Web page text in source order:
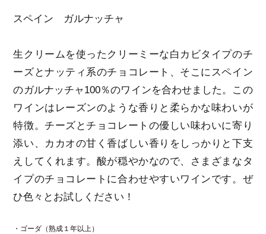
スペイン ガルナッチャ
生クリームを使ったクリーミーな白カビタイプのチ
ーズとナッティ系のチョコレート、そこにスペイン
のガルナッチャ100％のワインを合わせました。この
ワインはレーズンのような香りと柔らかな味わいが
特徴。チーズとチョコレートの優しい味わいに寄り
添い、カカオの甘く香ばしい香りをしっかりと下支
えしてくれます。酸が穏やかなので、さまざまなタ
イプのチョコレートに合わせやすいワインです。ぜ
ひ色々とお試しください！
・ゴーダ（熟成１年以上）